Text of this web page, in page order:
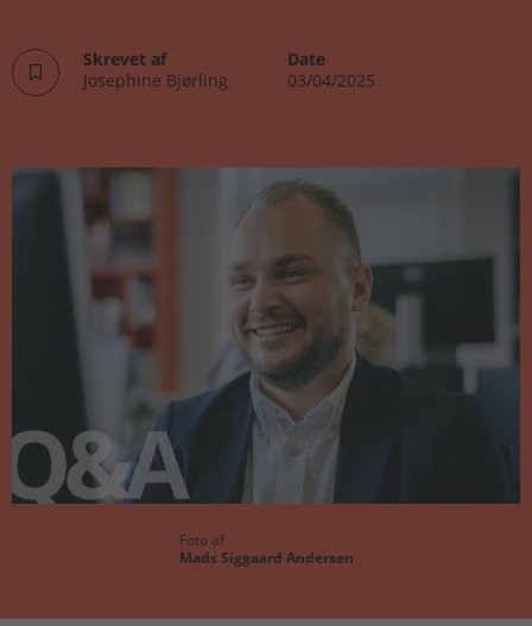
Skrevet af
Josephine Bjørling
Date
03/04/2025
Foto af
Mads Siggaard Andersen